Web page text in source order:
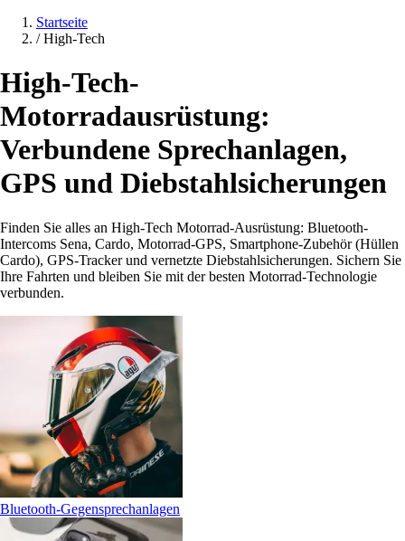
Startseite
/ High-Tech
High-Tech-
Motorradausrüstung:
Verbundene Sprechanlagen,
GPS und Diebstahlsicherungen
Finden Sie alles an High-Tech Motorrad-Ausrüstung: Bluetooth-
Intercoms Sena, Cardo, Motorrad-GPS, Smartphone-Zubehör (Hüllen
Cardo), GPS-Tracker und vernetzte Diebstahlsicherungen. Sichern Sie
Ihre Fahrten und bleiben Sie mit der besten Motorrad-Technologie
verbunden.
Bluetooth-Gegensprechanlagen